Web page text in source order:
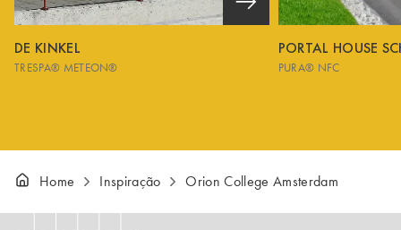
DE KINKEL
TRESPA® METEON®
PORTAL HOUSE
PURA® NFC
Home Inspiração Orion College Amsterdam